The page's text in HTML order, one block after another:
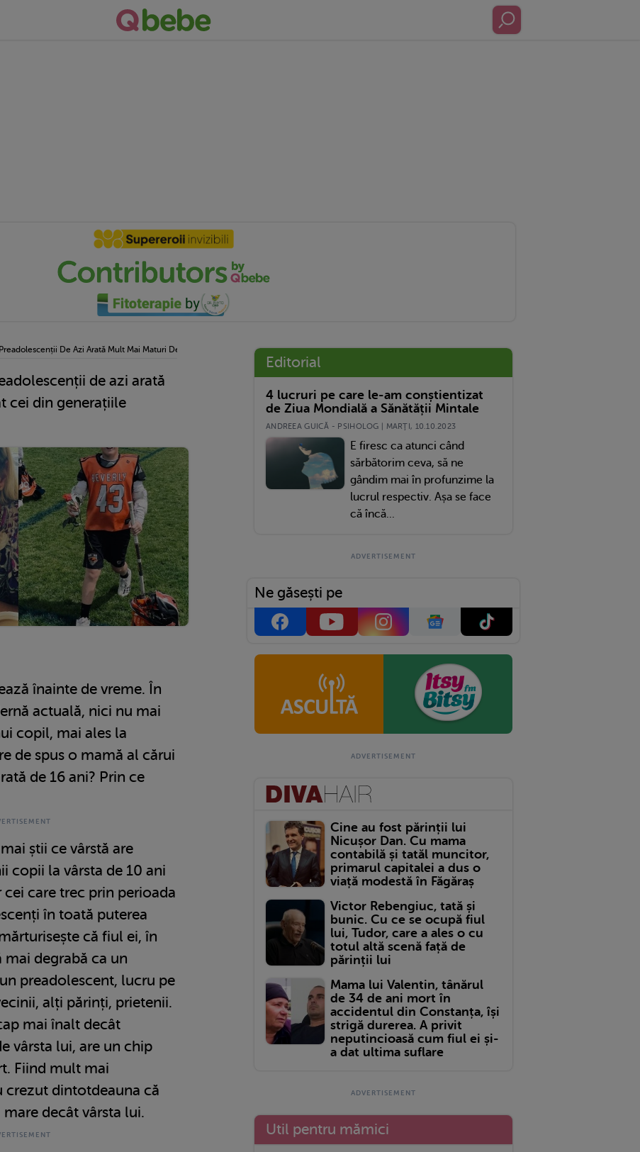
De Azi Arată Mult Mai Maturi Decât Cei Din Generațiile Trecute?
de azi arată
cei din generațiile
înainte de vreme. În
actuală, nici nu mai
copil, mai ales la
de spus o mamă al cărui
de 16 ani? Prin ce
știi ce vârstă are
copii la vârsta de 10 ani
cei care trec prin perioada
în toată puterea
că fiul ei, în
mai degrabă ca un
preadolescent, lucru pe
alți părinți, prietenii.
mai înalt decât
vârsta lui, are un chip
Fiind mult mai
crezut dintotdeauna că
decât vârsta lui.
Editorial
4 lucruri pe care le-am conștientizat
de Ziua Mondială a Sănătății Mintale
ANDREEA GUICĂ - PSIHOLOG | MARŢI, 10.10.2023
E firesc ca atunci când
sărbătorim ceva, să ne
gândim mai în profunzime la
lucrul respectiv. Așa se face
că încă...
Ne găsești pe
Cine au fost părinții lui
Nicușor Dan. Cu mama
contabilă și tatăl muncitor,
primarul capitalei a dus o
viață modestă în Făgăraș
Victor Rebengiuc, tată și
bunic. Cu ce se ocupă fiul
lui, Tudor, care a ales o cu
totul altă scenă față de
părinții lui
Mama lui Valentin, tânărul
de 34 de ani mort în
accidentul din Constanța, își
strigă durerea. A privit
neputincioasă cum fiul ei și-
a dat ultima suflare
Util pentru mămici